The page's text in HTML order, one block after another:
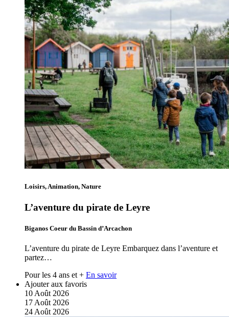
Loisirs, Animation, Nature
L’aventure du pirate de Leyre
Biganos Coeur du Bassin d’Arcachon
L’aventure du pirate de Leyre Embarquez dans l’aventure et
partez…
Pour les 4 ans et + En savoir
Ajouter aux favoris
10 Août 2026
17 Août 2026
24 Août 2026